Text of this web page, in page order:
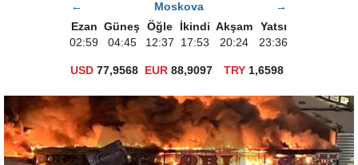
←
Moskova
→
Ezan Güneş Öğle İkindi Akşam
Yatsı
02:59
04:45 12:37 17:53 20:24 23:36
USD 77,9568 EUR 88,9097 TRY1,6598